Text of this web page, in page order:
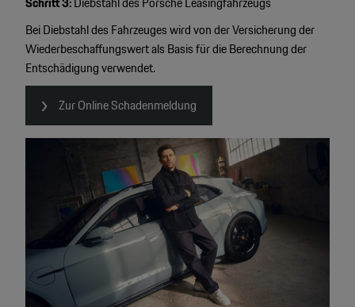
Bei Diebstahl des Fahrzeuges wird von der Versicherung der
Wiederbeschaffungswert als Basis für die Berechnung der
Entschädigung verwendet.
Zur Online Schadenmeldung